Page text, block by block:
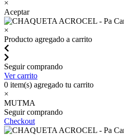
×
Aceptar
×
Producto agregado a carrito
Seguir comprando
Ver carrito
0 item(s) agregado tu carrito
×
MUTMA
Seguir comprando
Checkout